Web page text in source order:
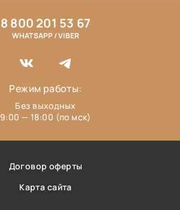
Договор оферты
Карта сайта
8 800 201 53 67
WHATSAPP / VIBER
Режим работы:
Без выходных
9:00 — 18:00 (по мск)